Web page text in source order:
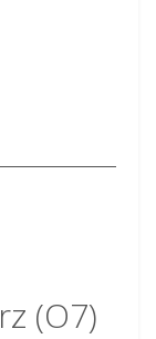
(O7)